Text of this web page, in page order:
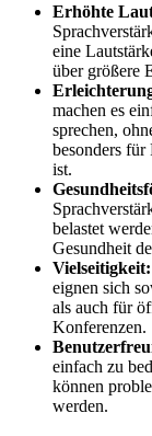
Erhöhte
eine
über größere
machen es
sprechen,
besonders
ist.
belastet
Gesundheit
Vielseitigkeit:
eignen sich
als auch für
Konferenzen.
einfach zu
können
werden.